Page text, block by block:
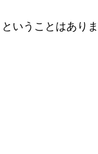
いうことはありま